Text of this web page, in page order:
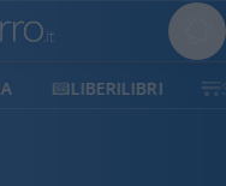
LIBERILIBRI